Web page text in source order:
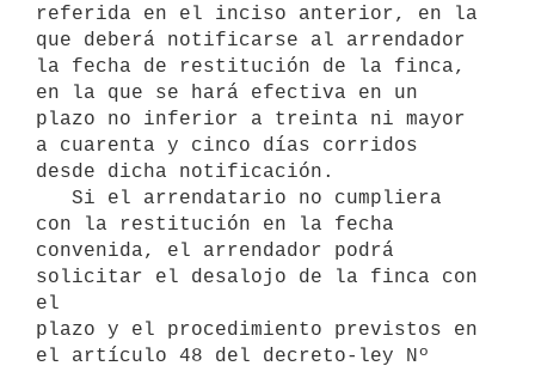
referida en el inciso anterior, en la
que deberá notificarse al arrendador
la fecha de restitución de la finca,
en la que se hará efectiva en un
plazo no inferior a treinta ni mayor
a cuarenta y cinco días corridos
desde dicha notificación.
con la restitución en la fecha
convenida, el arrendador podrá
solicitar el desalojo de la finca con
el
plazo y el procedimiento previstos en
el artículo 48 del decreto-ley Nº